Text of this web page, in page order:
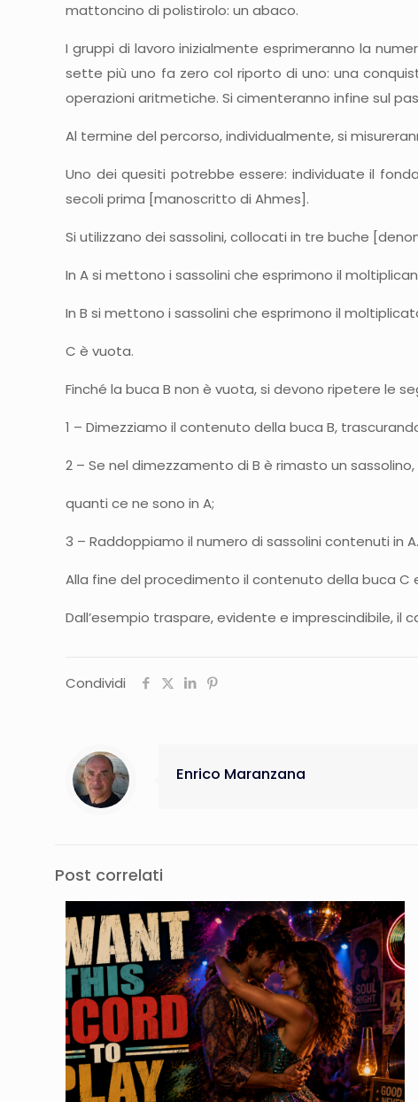
mattoncino di polistirolo: un abaco.
I gruppi di lavoro inizialmente esprimeranno la
sette più uno fa zero col riporto di uno: una
operazioni aritmetiche. Si cimenteranno infine sul
Al termine del percorso, individualmente, si
Uno dei quesiti potrebbe essere: individuate il
secoli prima [manoscritto di Ahmes].
Si utilizzano dei sassolini, collocati in tre buche
In A si mettono i sassolini che esprimono il
In B si mettono i sassolini che esprimono il
C è vuota.
Finché la buca B non è vuota, si devono ripetere le
1 – Dimezziamo il contenuto della buca B,
2 – Se nel dimezzamento di B è rimasto un
quanti ce ne sono in A;
3 – Raddoppiamo il numero di sassolini contenuti in A.
Alla fine del procedimento il contenuto della buca C
Dall’esempio traspare, evidente e imprescindibile,
Condividi
Enrico Maranzana
Post correlati